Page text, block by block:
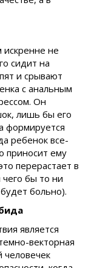
не
сидит на
и срывают
с анальным
Он
лишь бы его
формируется
ребенок все-
приносит ему
перерастает в
бы то ни
больно).
является
векторная
человечек